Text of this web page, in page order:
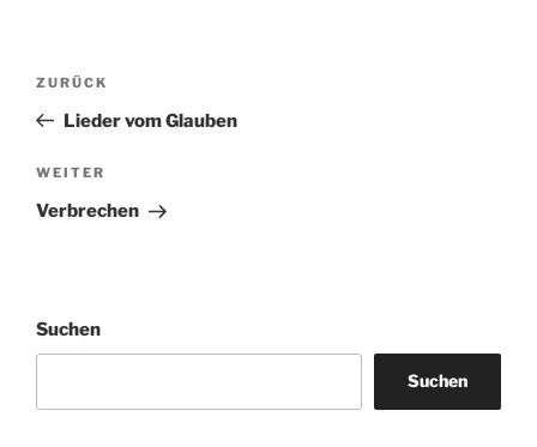
Beitragsnavigation
Vorheriger
Beitrag
ZURÜCK
Lieder vom Glauben
Nächster
Beitrag
WEITER
Verbrechen
Suchen
Suchen